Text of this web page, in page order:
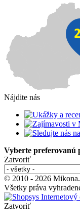
Nájdite nás
Vyberte preferovanú
Zatvoriť
© 2010 - 2026
Všetky práva
Zatvoriť